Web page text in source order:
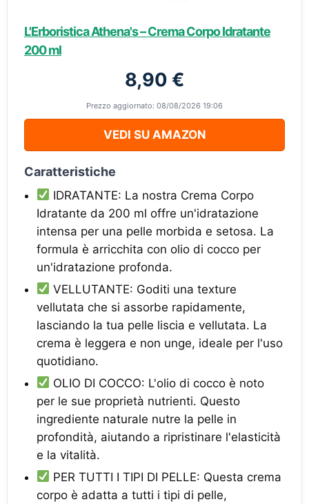
L'Erboristica Athena's – Crema Corpo Idratante
200 ml
8,90 €
Prezzo aggiornato: 08/08/2026 19:06
VEDI SU AMAZON
Caratteristiche
IDRATANTE: La nostra Crema Corpo
Idratante da 200 ml offre un'idratazione
intensa per una pelle morbida e setosa. La
formula è arricchita con olio di cocco per
un'idratazione profonda.
VELLUTANTE: Goditi una texture
vellutata che si assorbe rapidamente,
lasciando la tua pelle liscia e vellutata. La
crema è leggera e non unge, ideale per l'uso
quotidiano.
OLIO DI COCCO: L'olio di cocco è noto
per le sue proprietà nutrienti. Questo
ingrediente naturale nutre la pelle in
profondità, aiutando a ripristinare l'elasticità
e la vitalità.
PER TUTTI I TIPI DI PELLE: Questa crema
corpo è adatta a tutti i tipi di pelle,